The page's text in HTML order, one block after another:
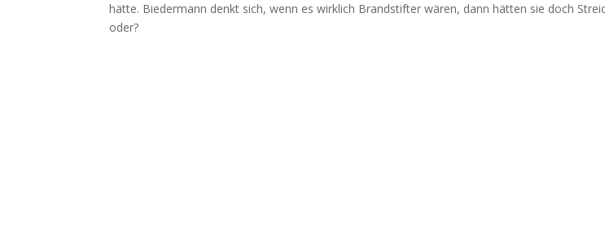
hätte. Biedermann denkt sich, wenn es wirklich Brandstifter wären, dann hätten sie doch
oder?